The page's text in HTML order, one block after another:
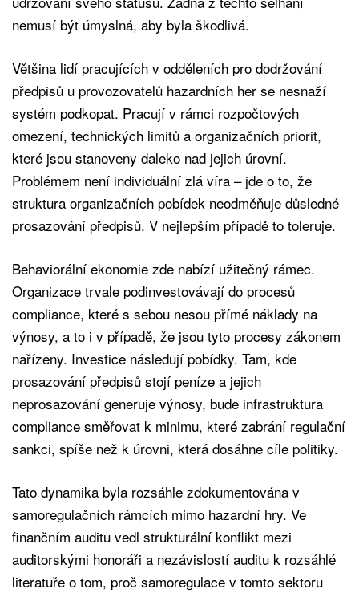
nemusí být úmyslná, aby byla škodlivá.
Většina lidí pracujících v odděleních pro dodržování
předpisů u provozovatelů hazardních her se nesnaží
systém podkopat. Pracují v rámci rozpočtových
omezení, technických limitů a organizačních priorit,
které jsou stanoveny daleko nad jejich úrovní.
Problémem není individuální zlá víra – jde o to, že
struktura organizačních pobídek neodměňuje důsledné
prosazování předpisů. V nejlepším případě to toleruje.
Behaviorální ekonomie zde nabízí užitečný rámec.
Organizace trvale podinvestovávají do procesů
compliance, které s sebou nesou přímé náklady na
výnosy, a to i v případě, že jsou tyto procesy zákonem
nařízeny. Investice následují pobídky. Tam, kde
prosazování předpisů stojí peníze a jejich
neprosazování generuje výnosy, bude infrastruktura
compliance směřovat k minimu, které zabrání regulační
sankci, spíše než k úrovni, která dosáhne cíle politiky.
Tato dynamika byla rozsáhle zdokumentována v
samoregulačních rámcích mimo hazardní hry. Ve
finančním auditu vedl strukturální konflikt mezi
auditorskými honoráři a nezávislostí auditu k rozsáhlé
literatuře o tom, proč samoregulace v tomto sektoru